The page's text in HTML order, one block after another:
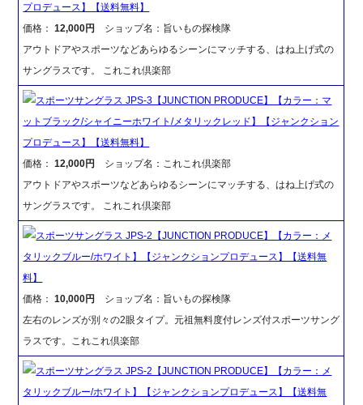
プロデュース】【送料無料】
価格：12,000円
ショップ名：旨いもの探検隊
アウトドアやスポーツなどあらゆるシーンにマッチする、はね上げ式の
サングラスです。 これこれ倶楽部
スポーツサングラス JPS-3【JUNCTION PRODUCE】【カラー：マ
ットブラック/シャイニーホワイト/メタリックレッド】【ジャンクション
プロデュース】【送料無料】
価格：12,000円
ショップ名：これこれ倶楽部
アウトドアやスポーツなどあらゆるシーンにマッチする、はね上げ式の
サングラスです。 これこれ倶楽部
スポーツサングラス JPS-2【JUNCTION PRODUCE】【カラー：メ
タリックブルー/ホワイト】【ジャンクションプロデュース】【送料無
料】
価格：10,000円
ショップ名：旨いもの探検隊
左右のレンズが別々の2眼タイプ。元祖無料度付レンズ付スポーツサング
ラスです。これこれ倶楽部
スポーツサングラス JPS-2【JUNCTION PRODUCE】【カラー：メ
タリックブルー/ホワイト】【ジャンクションプロデュース】【送料無